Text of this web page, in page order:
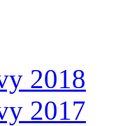
2018
2017